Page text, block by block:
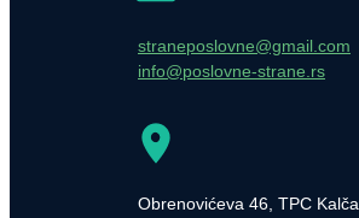
straneposlovne@gmail.com
info@poslovne-strane.rs
Obrenovićeva 46, TPC Kalča,